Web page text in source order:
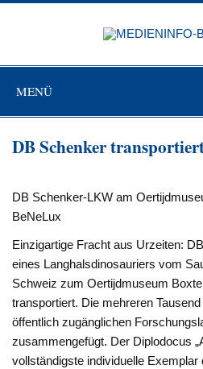
Zum
MENÜ
DB Schenker
DB Schenker-LKW am
BeNeLux
Einzigartige Fracht aus Urzeiten:
eines Langhalsdinosauriers vom
Schweiz zum Oertijdmuseum
transportiert. Die mehreren
öffentlich zugänglichen
zusammengefügt. Der Diplodocus
vollständigste individuelle Exemplar